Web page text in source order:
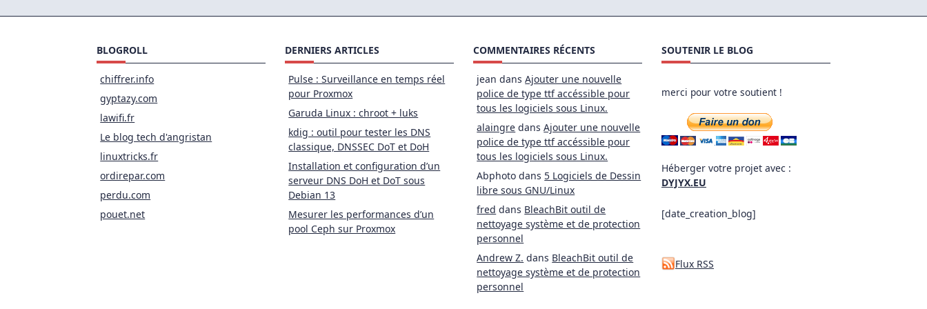
BLOGROLL
chiffrer.info
gyptazy.com
lawifi.fr
Le blog tech d'angristan
linuxtricks.fr
ordirepar.com
perdu.com
pouet.net
DERNIERS ARTICLES
Pulse : Surveillance en temps réel
pour Proxmox
Garuda Linux : chroot + luks
kdig : outil pour tester les DNS
classique, DNSSEC DoT et DoH
Installation et configuration d’un
serveur DNS DoH et DoT sous
Debian 13
Mesurer les performances d’un
pool Ceph sur Proxmox
COMMENTAIRES RÉCENTS
jean dansAjouter une nouvelle
police de type ttf accéssible pour
tous les logiciels sous Linux.
alaingre dansAjouter une nouvelle
police de type ttf accéssible pour
tous les logiciels sous Linux.
Abphoto dans 5 Logiciels de Dessin
libre sous GNU/Linux
fred dans BleachBit outil de
nettoyage système et de protection
personnel
Andrew Z. dans BleachBit outil de
nettoyage système et de protection
personnel
SOUTENIR LE BLOG
merci pour votre soutient !
Héberger votre projet avec :
DYJYX.EU
[date_creation_blog]
Flux RSS